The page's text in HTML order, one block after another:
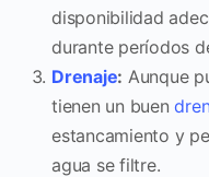
disponibilidad
durante períodos
Drenaje: Aunque
tienen un buen
estancamiento y
agua se filtre.